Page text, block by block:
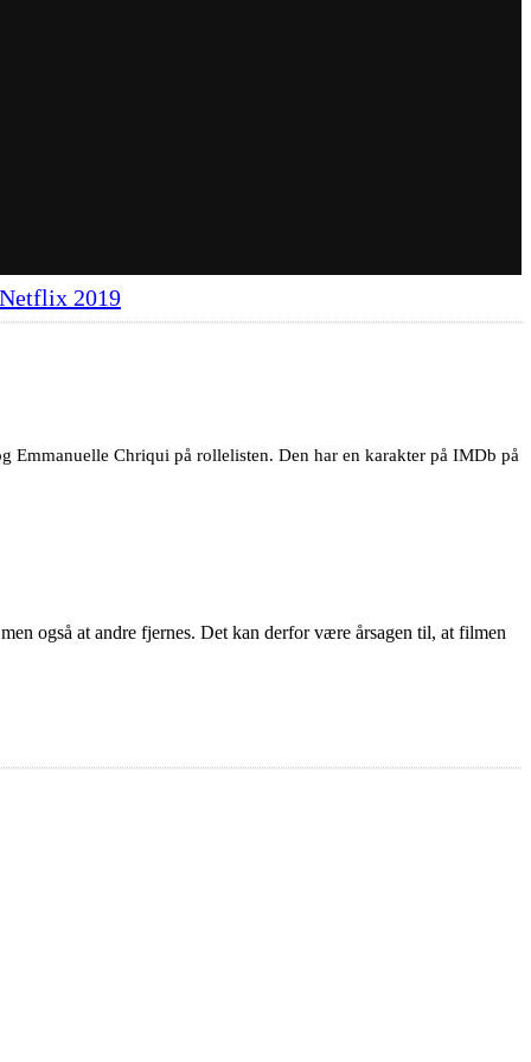
2019
Emmanuelle Chriqui på rollelisten. Den har en karakter på IMDb på
også at andre fjernes. Det kan derfor være årsagen til, at filmen